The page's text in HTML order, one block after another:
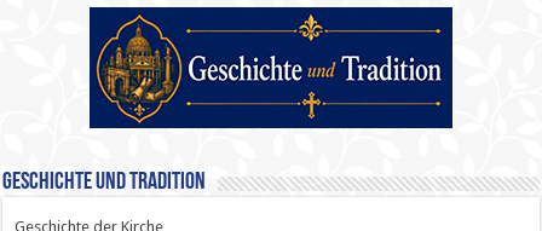
Geschichte und Tradition
Geschichte der Kirche